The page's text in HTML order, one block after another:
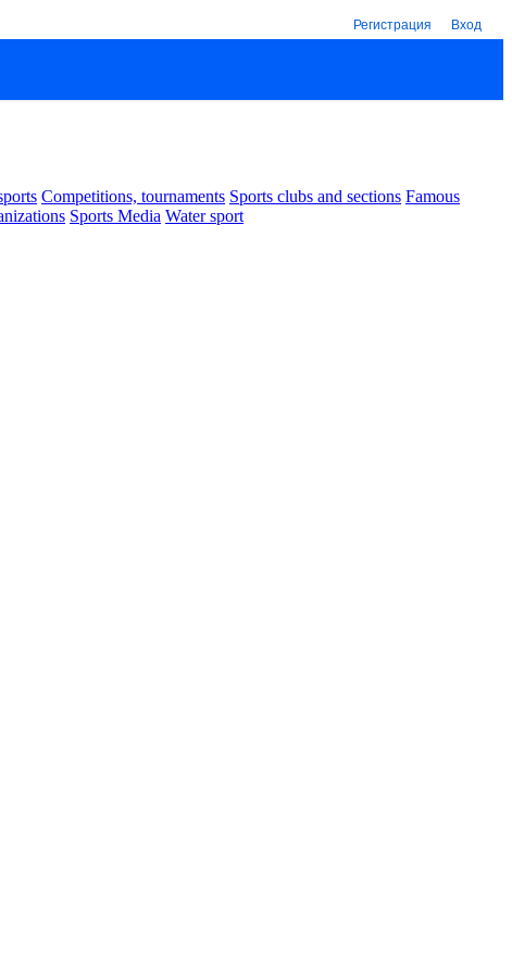
Регистрация Вход
Competitions, tournaments Sports clubs and sections Famous
Sports Media Water sport